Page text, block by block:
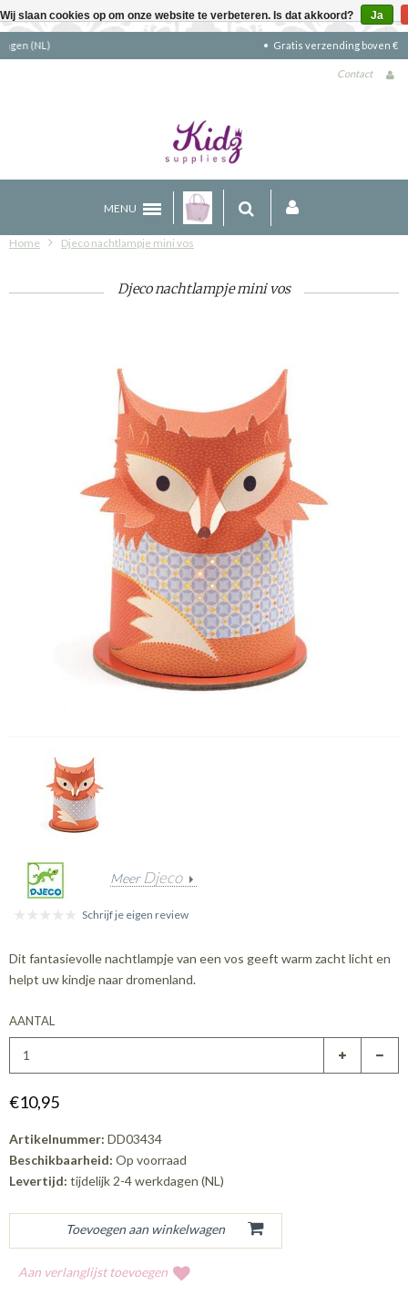
Gratis verzending boven €90 (NL)
Contact
MENU
Home Djeco nachtlampje mini vos
Djeco nachtlampje mini vos
Meer Djeco
Schrijf je eigen review
Dit fantasievolle nachtlampje van een vos geeft warm zacht licht en
helpt uw kindje naar dromenland.
AANTAL
€10,95
Artikelnummer: DD03434
Beschikbaarheid: Op voorraad
Levertijd: tijdelijk 2-4 werkdagen (NL)
Aan verlanglijst toevoegen
Wij slaan cookies op om onze website te verbeteren. Is dat akkoord? Ja